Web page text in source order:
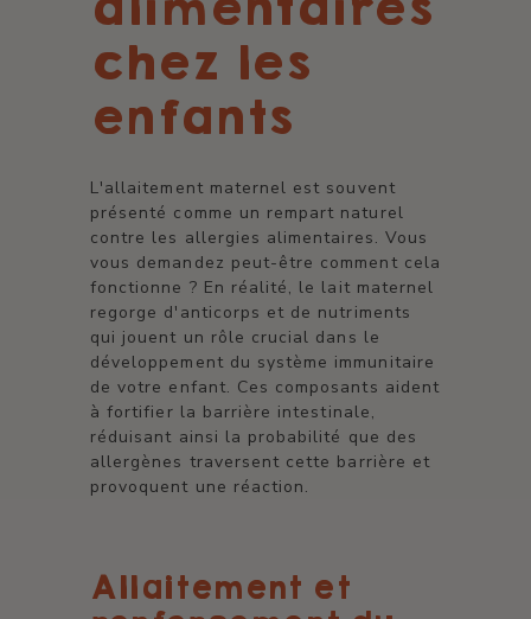
chez les
enfants
L'allaitement maternel est souvent
présenté comme un rempart naturel
contre les allergies alimentaires. Vous
vous demandez peut-être comment cela
fonctionne ? En réalité, le lait maternel
regorge d'anticorps et de nutriments
qui jouent un rôle crucial dans le
développement du système immunitaire
de votre enfant. Ces composants aident
à fortifier la barrière intestinale,
réduisant ainsi la probabilité que des
allergènes traversent cette barrière et
provoquent une réaction.
Allaitement et